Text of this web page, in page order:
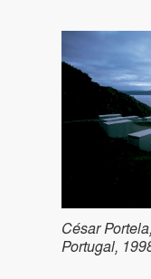
César
Portugal,